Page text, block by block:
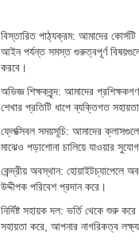
বিস্তারিত পাঠ্যক্রম: আমাদের
আইন পর্যন্ত সমস্ত গুরুত্বপূর্ণ
করবে।
অভিজ্ঞ শিক্ষকবৃন্দ: আমাদের
শেখার প্রতিটি ধাপে ব্যক্তিগত
ফ্লেক্সিবল সময়সূচি: আমাদের
মাঝেও পড়াশোনা চালিয়ে যাওয়ার
কেন্দ্রীয় অবস্থান: হোয়াইটচ্যাপেলে
উদ্দীপক পরিবেশ প্রদান করে।
নির্দিষ্ট সহায়ক দল: ভর্তি থেকে শুরু
সহায়তা করে, আপনার নাগরিকত্ব